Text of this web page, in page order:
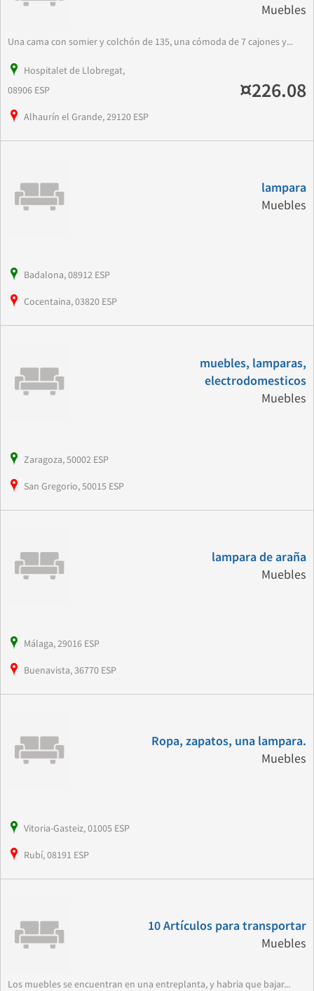
Muebles
Una cama con somier y colchón de 135, una cómoda de 7 cajones y...
Hospitalet de Llobregat,
08906 ESP
Alhaurín el Grande, 29120 ESP
¤226.08
lampara
Muebles
Badalona, 08912 ESP
Cocentaina, 03820 ESP
muebles, lamparas,
electrodomesticos
Muebles
Zaragoza, 50002 ESP
San Gregorio, 50015 ESP
lampara de araña
Muebles
Málaga, 29016 ESP
Buenavista, 36770 ESP
Ropa, zapatos, una lampara.
Muebles
Vitoria-Gasteiz, 01005 ESP
Rubí, 08191 ESP
10 Artículos para transportar
Muebles
Los muebles se encuentran en una entreplanta, y habria que bajar...